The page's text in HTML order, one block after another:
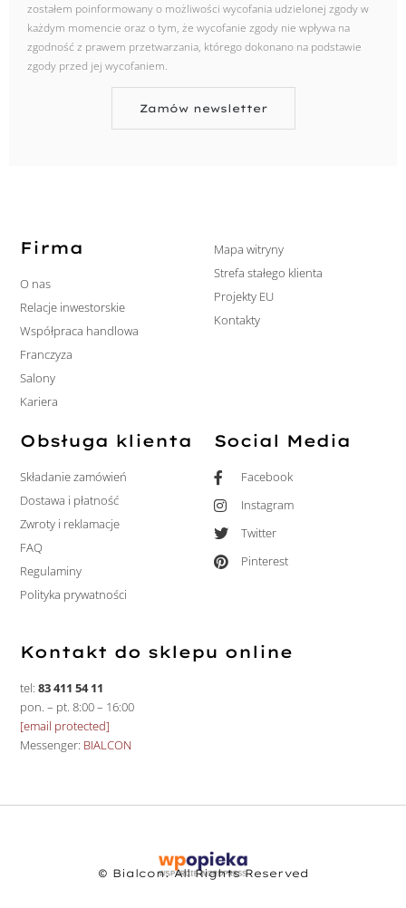
zostałem poinformowany o możliwości wycofania udzielonej zgody w
każdym momencie oraz o tym, że wycofanie zgody nie wpływa na
zgodność z prawem przetwarzania, którego dokonano na podstawie
zgody przed jej wycofaniem.
Zamów newsletter
Firma
O nas
Relacje inwestorskie
Współpraca handlowa
Franczyza
Salony
Kariera
Mapa witryny
Strefa stałego klienta
Projekty EU
Kontakty
Obsługa klienta
Składanie zamówień
Dostawa i płatność
Zwroty i reklamacje
FAQ
Regulaminy
Polityka prywatności
Social Media
Facebook
Instagram
Twitter
Pinterest
Kontakt do sklepu online
tel: 83 411 54 11
pon. – pt. 8:00 – 16:00
[email protected]
Messenger: BIALCON
© Bialcon. All Rights Reserved